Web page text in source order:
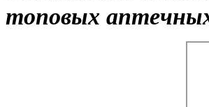
топовых аптечных